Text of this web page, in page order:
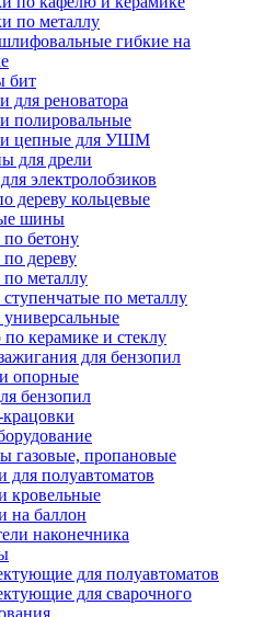
по металлу
гибкие на
бит
для реноватора
полировальные
цепные для УШМ
для дрели
электролобзиков
дереву кольцевые
шины
бетону
дереву
металлу
по металлу
керамике и стеклу
для бензопил
опорные
бензопил
газовые, пропановые
для полуавтоматов
кровельные
на баллон
наконечника
для полуавтоматов
для сварочного